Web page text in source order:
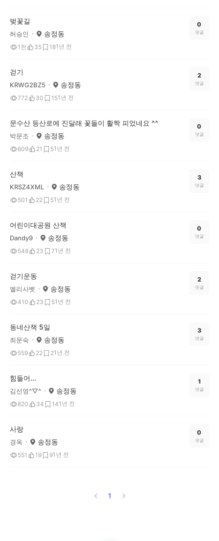
벚꽃길
허승인 송정동
1천 35 181년 전
0
댓글
걷기
KRWG2BZ5 송정동
772 30 151년 전
2
댓글
문수산 등산로에 진달래 꽃들이 활짝 피었네요 ^^
박문조 송정동
609 21 51년 전
0
댓글
산책
KRSZ4XML 송정동
501 22 51년 전
3
댓글
어린이대공원 산책
Dandy9 송정동
548 23 71년 전
0
댓글
걷기운동
엘리사벳 송정동
410 23 51년 전
2
댓글
동네산책 5일
최문숙 송정동
559 22 21년 전
3
댓글
힘들어...
김선영^▽^ 송정동
820 34 141년 전
1
댓글
사랑
경옥 송정동
551 19 91년 전
0
댓글
1